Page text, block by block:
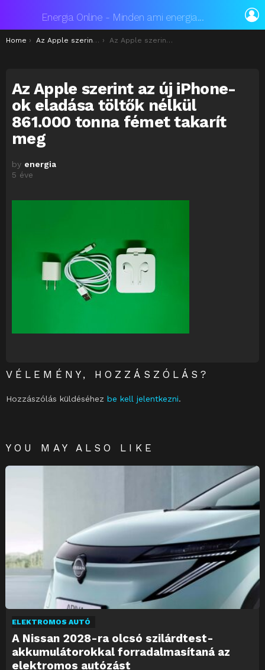
Energia Online - Minden ami energia...
You are here:
Home Az Apple szerint az új iPhone-ok töltők nélküli eladásával 861.000 tonna fémet takarít meg Az Apple szerint az új iPhone-ok eladása töltők nélkül 861.000 tonna fémet takarít meg
Az Apple szerint az új iPhone-
ok eladása töltők nélkül
861.000 tonna fémet takarít
meg
by energia
5 éve
VÉLEMÉNY, HOZZÁSZÓLÁS?
Hozzászólás küldéséhez be kell jelentkezni.
YOU MAY ALSO LIKE
ELEKTROMOS AUTÓ
A Nissan 2028-ra olcsó szilárdtest-
akkumulátorokkal forradalmasítaná az
elektromos autózást